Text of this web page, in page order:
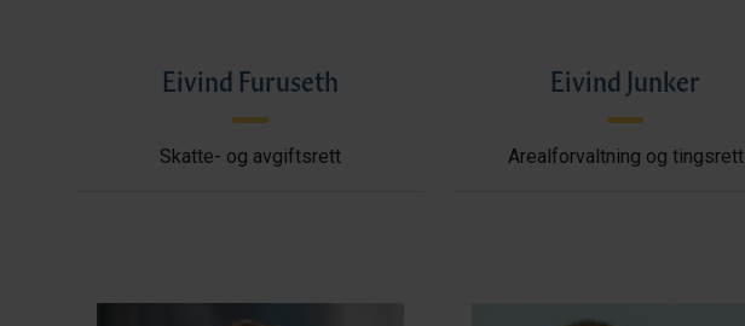
Eivind Furuseth
Skatte- og avgiftsrett
Eivind Junker
Arealforvaltning og tingsrett